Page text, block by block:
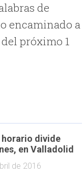
de
encaminado a
próximo 1
horario divide
en Valladolid
de 2016